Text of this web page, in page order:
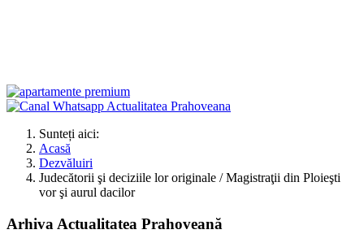
Sunteți aici:
Acasă
Dezvăluiri
Judecătorii şi deciziile lor originale / Magistraţii din Ploieşti
vor şi aurul dacilor
Arhiva Actualitatea Prahoveană